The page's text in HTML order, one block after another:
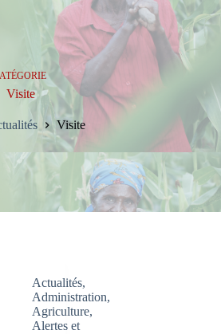
Visite
Visite
Actualités,
Administration,
Agriculture,
Alertes et